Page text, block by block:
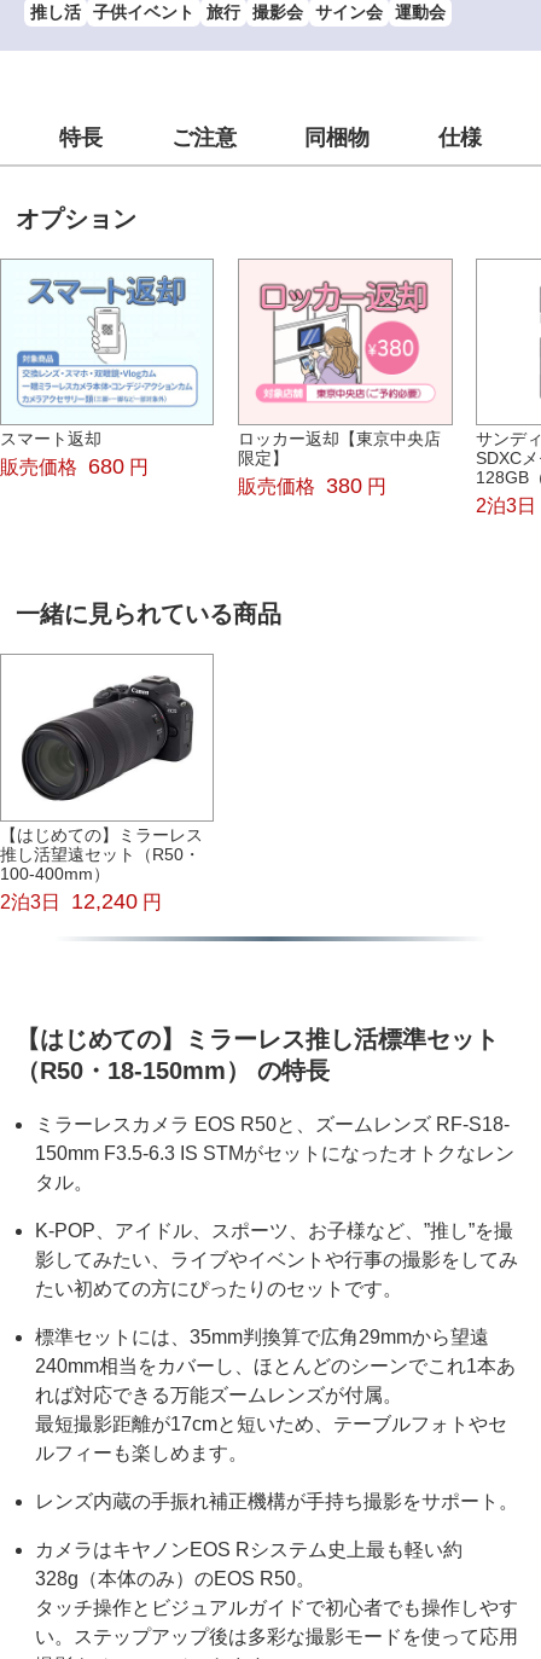
推し活 子供イベント 旅行 撮影会 サイン会 運動会
特長 ご注意 同梱物 仕様
オプション
スマート返却
販売価格 680 円
ロッカー返却【東京中央店
限定】
販売価格 380 円
サンデ
SDXC
128GB
2泊3日
一緒に見られている商品
【はじめての】ミラーレス
推し活望遠セット（R50・
100-400mm）
2泊3日 12,240 円
【はじめての】ミラーレス推し活標準セット
（R50・18-150mm） の特長
ミラーレスカメラ EOS R50と、ズームレンズ RF-S18-
150mm F3.5-6.3 IS STMがセットになったオトクなレン
タル。
K-POP、アイドル、スポーツ、お子様など、”推し”を撮
影してみたい、ライブやイベントや行事の撮影をしてみ
たい初めての方にぴったりのセットです。
標準セットには、35mm判換算で広角29mmから望遠
240mm相当をカバーし、ほとんどのシーンでこれ1本あ
れば対応できる万能ズームレンズが付属。
最短撮影距離が17cmと短いため、テーブルフォトやセ
ルフィーも楽しめます。
レンズ内蔵の手振れ補正機構が手持ち撮影をサポート。
カメラはキヤノンEOS Rシステム史上最も軽い約
328g（本体のみ）のEOS R50。
タッチ操作とビジュアルガイドで初心者でも操作しやす
い。ステップアップ後は多彩な撮影モードを使って応用